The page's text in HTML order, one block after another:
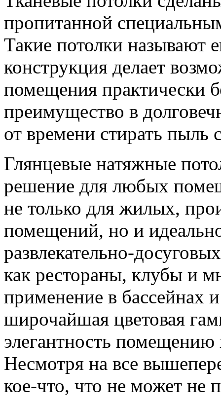
пропитанной
Такие потолки называют
конструкция делает
помещения практически
преимущество в
от времени стирать
Глянцевые натяжные
решение для любых
не только для жилых,
помещений, но и
развлекательно-
как рестораны, клубы и
применение в бассейнах
широчайшая цветовая
элегантность
Несмотря на все
кое-что, что не может не